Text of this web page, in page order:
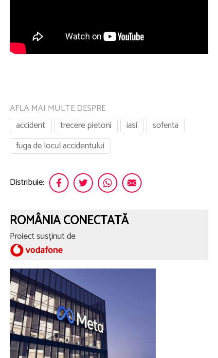
AFLA MAI MULTE DESPRE
accident
trecere pietoni iasi
soferita
fuga de locul accidentului
Distribuie:
ROMÂNIA CONECTATĂ
Proiect susținut de